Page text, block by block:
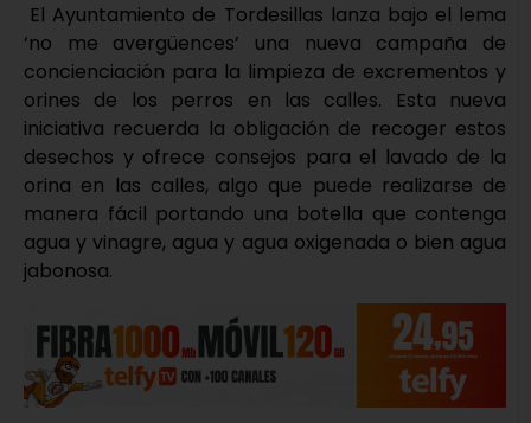
El Ayuntamiento de Tordesillas lanza bajo el lema
‘no me avergüences’ una nueva campaña de
concienciación para la limpieza de excrementos y
orines de los perros en las calles. Esta nueva
iniciativa recuerda la obligación de recoger estos
desechos y ofrece consejos para el lavado de la
orina en las calles, algo que puede realizarse de
manera fácil portando una botella que contenga
agua y vinagre, agua y agua oxigenada o bien agua
jabonosa.